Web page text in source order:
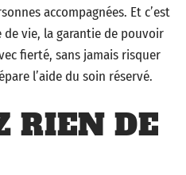
accompagnées. Et c’est
vie, la garantie de pouvoir
fierté, sans jamais risquer
l’aide du soin réservé.
RIEN DE